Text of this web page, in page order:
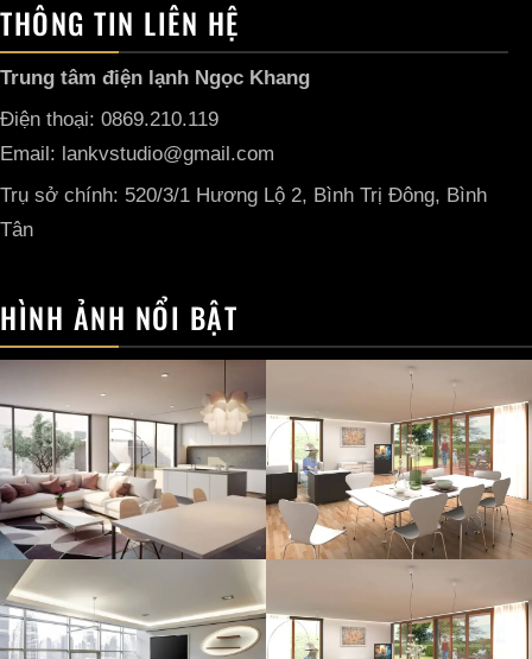
THÔNG TIN LIÊN HỆ
Trung tâm điện lạnh Ngọc Khang
Điện thoại: 0869.210.119
Email: lankvstudio@gmail.com
Trụ sở chính: 520/3/1 Hương Lộ 2, Bình Trị Đông, Bình
Tân
HÌNH ẢNH NỔI BẬT